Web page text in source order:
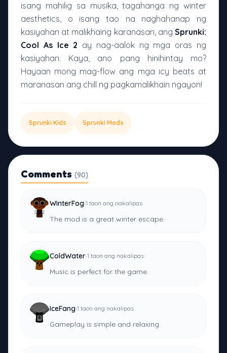
isang mahilig sa musika, tagahanga ng winter
aesthetics, o isang tao na naghahanap ng
kasiyahan at malikhaing karanasan, ang Sprunki:
Cool As Ice 2 ay nag-aalok ng mga oras ng
kasiyahan. Kaya, ano pang hinihintay mo?
Hayaan mong mag-flow ang mga icy beats at
maranasan ang chill ng pagkamalikhain ngayon!
Sprunki Kids Sprunki Mods
Comments (90)
WinterFog·1 taon ang nakalipas
The mod is a great winter escape.
ColdWater·1 taon ang nakalipas
Music is perfect for the game.
IceFang·1 taon ang nakalipas
Gameplay is simple and relaxing.